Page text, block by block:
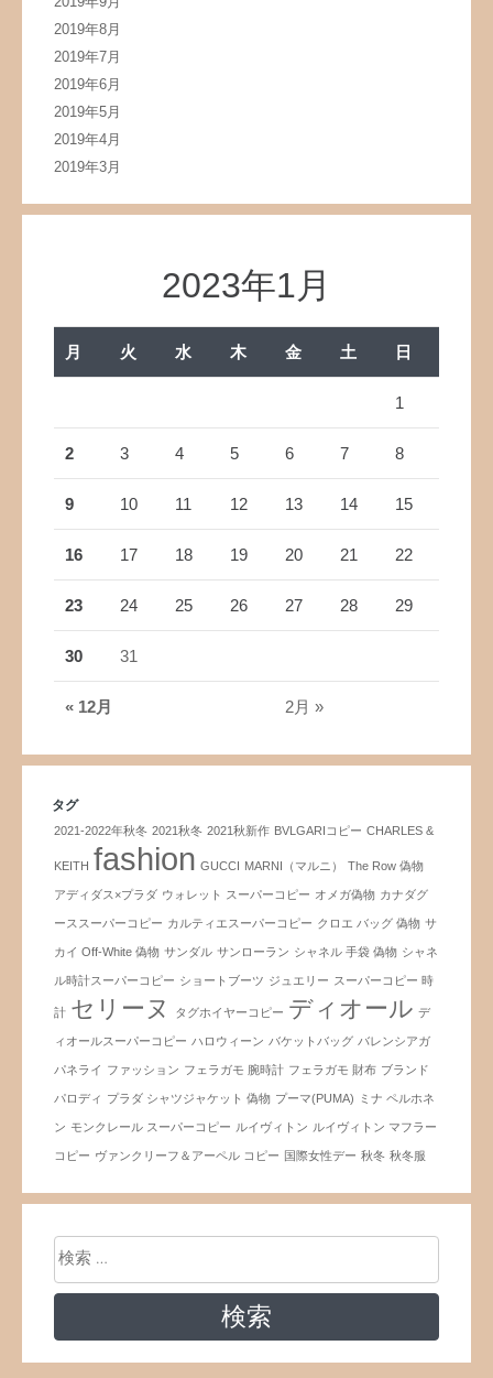
2019年8月
2019年7月
2019年6月
2019年5月
2019年4月
2019年3月
2023年1月
月 火 水 木 金 土 日
« 12月 2月 »
1
2 3 4 5 6 7 8
9 10 11 12 13 14 15
16 17 18 19 20 21 22
23 24 25 26 27 28 29
30 31
タグ
2021-2022年秋冬 2021秋冬 2021秋新作 BVLGARIコピー CHARLES &
KEITH fashion GUCCI MARNI（マルニ） The Row 偽物
アディダス×プラダ ウォレット スーパーコピー オメガ偽物 カナダグ
ーススーパーコピー カルティエスーパーコピー クロエ バッグ 偽物 サ
カイ Off-White 偽物 サンダル サンローラン シャネル 手袋 偽物 シャネ
ル時計スーパーコピー ショートブーツ ジュエリー スーパーコピー 時
計 セリーヌ タグホイヤーコピー ディオール デ
ィオールスーパーコピー ハロウィーン バケットバッグ バレンシアガ
パネライ ファッション フェラガモ 腕時計 フェラガモ 財布 ブランド
パロディ プラダ シャツジャケット 偽物 プーマ(PUMA) ミナ ペルホネ
ン モンクレール スーパーコピー ルイヴィトン ルイヴィトン マフラー
コピー ヴァンクリーフ＆アーペル コピー 国際女性デー 秋冬 秋冬服